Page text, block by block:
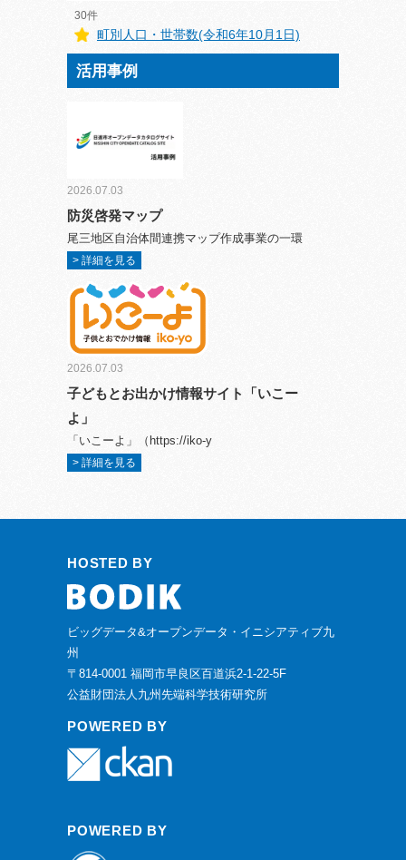
30件
町別人口・世帯数(令和6年10月1日)
活用事例
2026.07.03
防災啓発マップ
尾三地区自治体間連携マップ作成事業の一環
> 詳細を見る
2026.07.03
子どもとお出かけ情報サイト「いこー
よ」
「いこーよ」（https://iko-y
> 詳細を見る
HOSTED BY
ビッグデータ&オープンデータ・イニシアティブ九
州
〒814-0001 福岡市早良区百道浜2-1-22-5F
公益財団法人九州先端科学技術研究所
POWERED BY
POWERED BY